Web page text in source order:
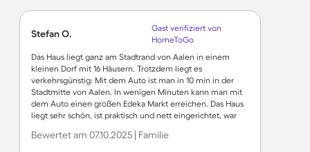
Stefan O.
Gast verifiziert von
HomeToGo
Das Haus liegt ganz am Stadtrand von Aalen in einem
kleinen Dorf mit 16 Häusern. Trotzdem liegt es
verkehrsgünstig: Mit dem Auto ist man in 10 min in der
Stadtmitte von Aalen. In wenigen Minuten kann man mit
dem Auto einen großen Edeka Markt erreichen. Das Haus
liegt sehr schön, ist praktisch und nett eingerichtet, war
Wermutstropfen war, dass nicht alle Betten gleich bequem
Bewertet am 07.10.2025 | Familie